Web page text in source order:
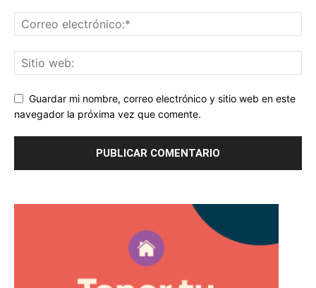
Guardar mi nombre, correo electrónico y sitio web en este
navegador la próxima vez que comente.